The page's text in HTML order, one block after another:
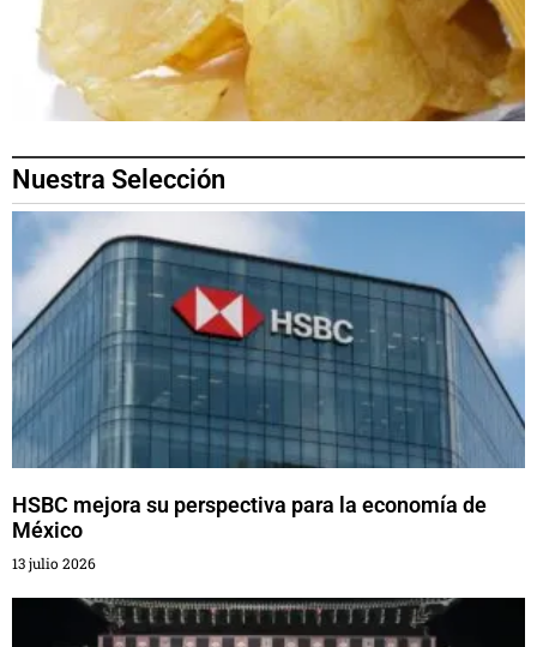
Nuestra Selección
HSBC mejora su perspectiva para la economía de
México
13 julio 2026